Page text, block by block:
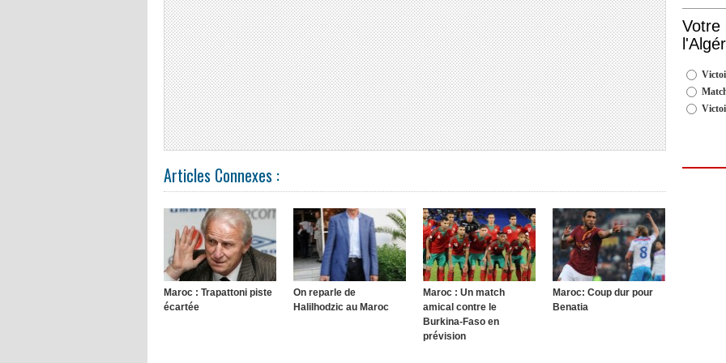
Articles Connexes :
Maroc : Trapattoni piste
écartée
On reparle de
Halilhodzic au Maroc
Maroc : Un match
amical contre le
Burkina-Faso en
prévision
Maroc: Coup dur pour
Benatia
Votre